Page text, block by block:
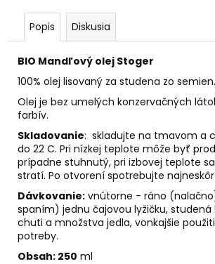
Popis Diskusia
BIO Mandľový olej Stoger
100% olej lisovaný za studena zo semien.
Olej je bez umelých konzervačných
farbív.
Skladovanie: skladujte na tmavom a
do 22 C. Pri nízkej teplote môže byť
prípadne stuhnutý, pri izbovej teplote
stratí. Po otvorení spotrebujte
Dávkovanie: vnútorne - ráno
spaním) jednu čajovou lyžičku,
chuti a množstva jedla, vonkajšie
potreby.
Obsah: 250 ml
č
a
m
e
LEV
-
SVIEČKA
K
ZNAMENIU
ZVEROKRUHU
Z
PALMOVÉHO
VOSKU
€5,95